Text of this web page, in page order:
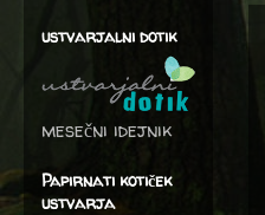
ustvarjalni dotik
mesečni idejnik
Papirnati kotiček
ustvarja